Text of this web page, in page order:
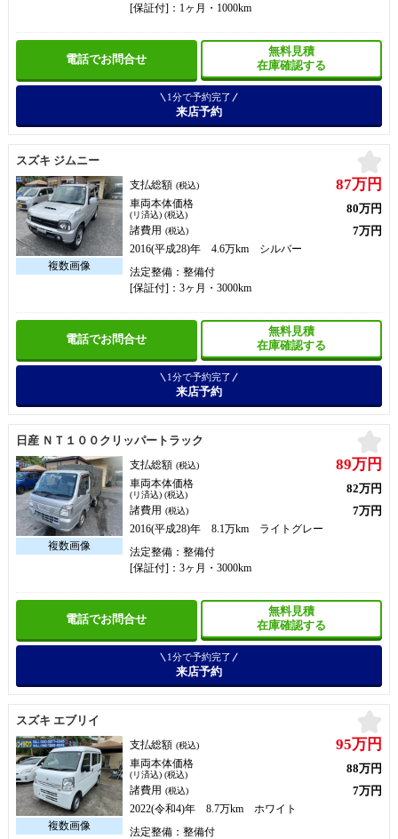
[保証付]：1ヶ月・1000km
電話でお問合せ
無料見積
在庫確認する
1分で予約完了
来店予約
スズキ ジムニー
支払総額 (税込) 87万円
車両本体価格
(リ済込) (税込) 80万円
諸費用 (税込) 7万円
2016(平成28)年 4.6万km シルバー
法定整備：整備付
[保証付]：3ヶ月・3000km
電話でお問合せ
無料見積
在庫確認する
1分で予約完了
来店予約
日産 ＮＴ１００クリッパートラック
支払総額 (税込) 89万円
車両本体価格
(リ済込) (税込) 82万円
諸費用 (税込) 7万円
2016(平成28)年 8.1万km ライトグレー
法定整備：整備付
[保証付]：3ヶ月・3000km
電話でお問合せ
無料見積
在庫確認する
1分で予約完了
来店予約
スズキ エブリイ
支払総額 (税込) 95万円
車両本体価格
(リ済込) (税込) 88万円
諸費用 (税込) 7万円
2022(令和4)年 8.7万km ホワイト
法定整備：整備付